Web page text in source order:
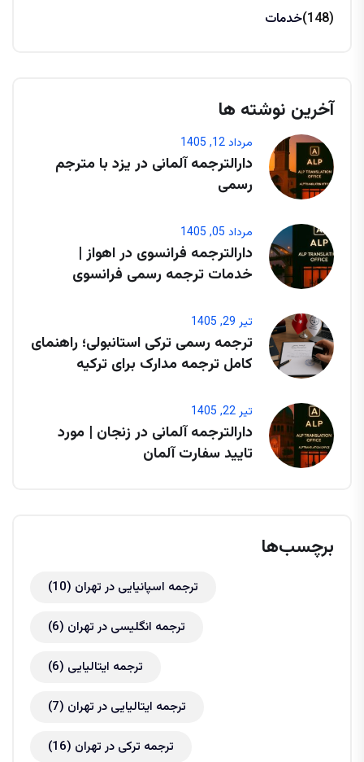
خدمات (148)
آخرین نوشته ها
مرداد 12, 1405
دارالترجمه آلمانی در یزد با مترجم
رسمی
مرداد 05, 1405
دارالترجمه فرانسوی در اهواز |
خدمات ترجمه رسمی فرانسوی
تیر 29, 1405
ترجمه رسمی ترکی استانبولی؛ راهنمای
کامل ترجمه مدارک برای ترکیه
تیر 22, 1405
دارالترجمه آلمانی در زنجان | مورد
تایید سفارت آلمان
برچسب‌ها
ترجمه اسپانیایی در تهران (10)
ترجمه انگلیسی در تهران (6)
ترجمه ایتالیایی (6)
ترجمه ایتالیایی در تهران (7)
ترجمه ترکی در تهران (16)